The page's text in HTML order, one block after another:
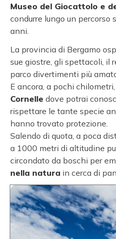
Museo del Giocattolo e
condurre lungo un percorso
anni.
La provincia di Bergamo
sue giostre, gli spettacoli, il
parco divertimenti più
E ancora, a pochi
Cornelle dove potrai
rispettare le tante specie
hanno trovato protezione.
Salendo di quota, a poca
a 1000 metri di altitudine
circondato da boschi per
nella natura in cerca di